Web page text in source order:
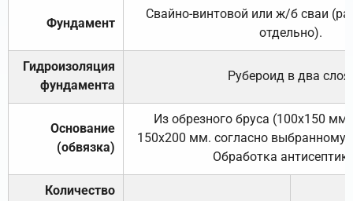
Фундамент
Свайно-винтовой или ж/б сваи
отдельно).
Гидроизоляция
фундамента
Рубероид в два слоя.
Основание
(обвязка)
Из обрезного бруса (100х150
150х200 мм. согласно выбранному
Обработка
Количество